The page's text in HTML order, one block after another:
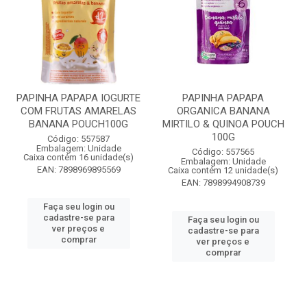
PAPINHA PAPAPA IOGURTE
COM FRUTAS AMARELAS
BANANA POUCH100G
Código: 557587
Embalagem: Unidade
Caixa contém 16 unidade(s)
EAN: 7898969895569
Faça seu login ou
cadastre-se para
ver preços e
comprar
PAPINHA PAPAPA
ORGANICA BANANA
MIRTILO & QUINOA POUCH
100G
Código: 557565
Embalagem: Unidade
Caixa contém 12 unidade(s)
EAN: 7898994908739
Faça seu login ou
cadastre-se para
ver preços e
comprar